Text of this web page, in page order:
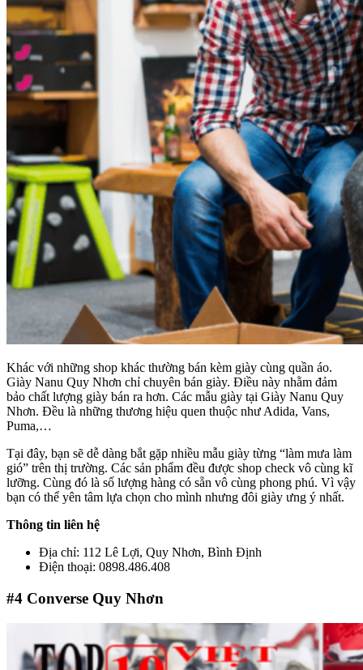
Khác với những shop khác thường bán kèm giày cùng quần áo.
Giày Nanu Quy Nhơn chỉ chuyên bán giày. Điều này nhằm đảm
bảo chất lượng giày bán ra hơn. Các mẫu giày tại Giày Nanu Quy
Nhơn. Đều là những thương hiệu quen thuộc như Adida, Vans,
Puma,…
Tại đây, bạn sẽ dễ dàng bắt gặp nhiều mẫu giày từng “làm mưa làm
gió” trên thị trường. Các sản phẩm đều được shop check vô cùng kĩ
lưỡng. Cùng đó là số lượng hàng có sẵn vô cùng phong phú. Vì vậy
bạn có thể yên tâm lựa chọn cho mình nhưng đôi giày ưng ý nhất.
Thông tin liên hệ
Địa chỉ: 112 Lê Lợi, Quy Nhơn, Bình Định
Điện thoại: 0898.486.408
#4 Converse Quy Nhơn